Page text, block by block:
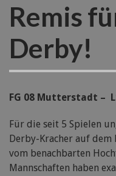
Remis
Derby!
FG 08 Mutterstadt –
Für die seit 5 Spielen
Derby-Kracher auf dem
vom benachbarten
Mannschaften haben